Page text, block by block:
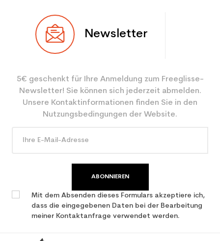
Benutzer Gemischt
Farbe Schwarz
CO2-Einsparungen für
den Planeten (in kg)
3.9
Newsletter
5€ geschenkt für Ihre Anmeldung zum Freeglisse-
Newsletter! Sie können sich jederzeit abmelden.
Unsere Kontaktinformationen finden Sie in den
Nutzungsbedingungen der Website.
ABONNIEREN
Mit dem Absenden dieses Formulars akzeptiere ich,
dass die eingegebenen Daten bei der Bearbeitung
meiner Kontaktanfrage verwendet werden.